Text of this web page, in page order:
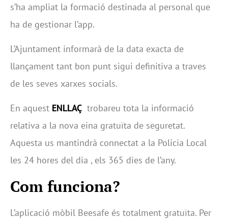
s’ha ampliat la formació destinada al personal que
ha de gestionar l’app.
L’Ajuntament informarà de la data exacta de
llançament tant bon punt sigui definitiva a traves
de les seves xarxes socials.
En aquest ENLLAÇ trobareu tota la informació
relativa a la nova eina gratuïta de seguretat.
Aquesta us mantindrà connectat a la Policia Local
les 24 hores del dia , els 365 dies de l’any.
Com funciona?
L’aplicació mòbil Beesafe és totalment gratuïta. Per